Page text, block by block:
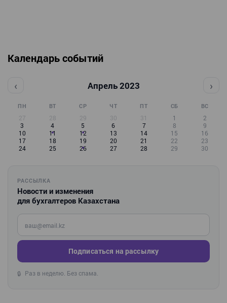
Календарь событий
‹ Апрель 2023 ›
ПН ВТ СР ЧТ ПТ СБ ВС
27 28 29 30 31 1
2
3
4 5 6 7 8
9
10
11 12 13 14 15
16
17
18 19 20 21 22
23
24
25 26 27 28 29 30
РАССЫЛКА
Новости и изменения
для бухгалтеров Казахстана
Введите ваш e-mail
Подписаться на рассылку
🔒 Раз в неделю. Без спама.